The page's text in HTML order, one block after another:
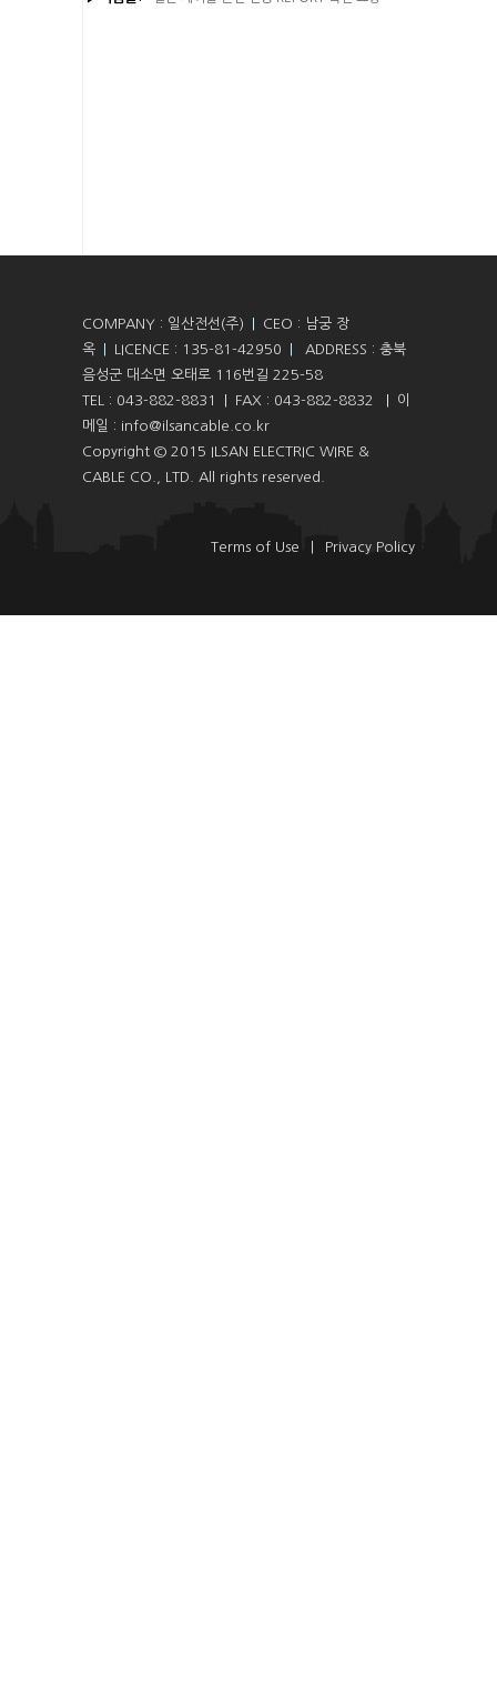
COMPANY : 일산전선(주)
CEO : 남궁 장
옥
LICENCE : 135-81-42950
ADDRESS : 충북
음성군 대소면 오태로 116번길 225-58
TEL : 043-882-8831
FAX : 043-882-8832
이
메일 : info@ilsancable.co.kr
Copyright © 2015 ILSAN ELECTRIC WIRE &
CABLE CO., LTD. All rights reserved.
Terms of Use Privacy Policy